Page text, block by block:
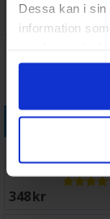
Dessa kan i sin
information
332 SEK
Köp
348 SEK